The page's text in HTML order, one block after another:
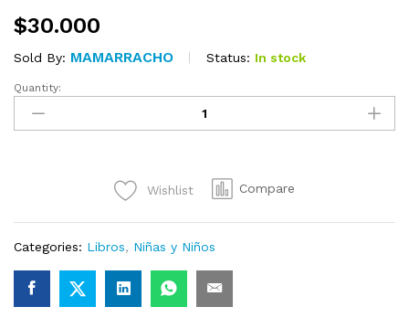
$30.000
Sold By: MAMARRACHO Status: In stock
Set
Promocional
Mamarrachitos
Quantity:
Wishlist Compare
Categories: Libros, Niñas y Niños